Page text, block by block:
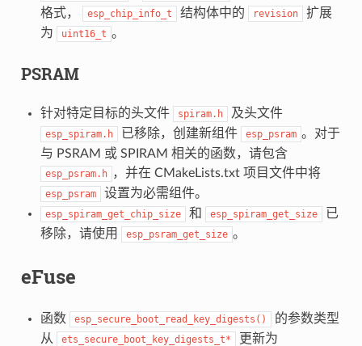
格式，
esp_chip_info_t 结构体中的 revision
扩展
为
uint16_t 。
PSRAM
针对特定目标的头文件 spiram.h 及头文件
esp_spiram.h 已移除，创建新组件 esp_psram 。对于
与 PSRAM 或 SPIRAM 相关的函数，请包含
esp_psram.h ，并在 CMakeLists.txt 项目文件中将
esp_psram 设置为必需组件。
esp_spiram_get_chip_size 和 esp_spiram_get_size
已
移除，请使用
esp_psram_get_size 。
eFuse
函数 esp_secure_boot_read_key_digests()
的参数类型
从
ets_secure_boot_key_digests_t* 更新为